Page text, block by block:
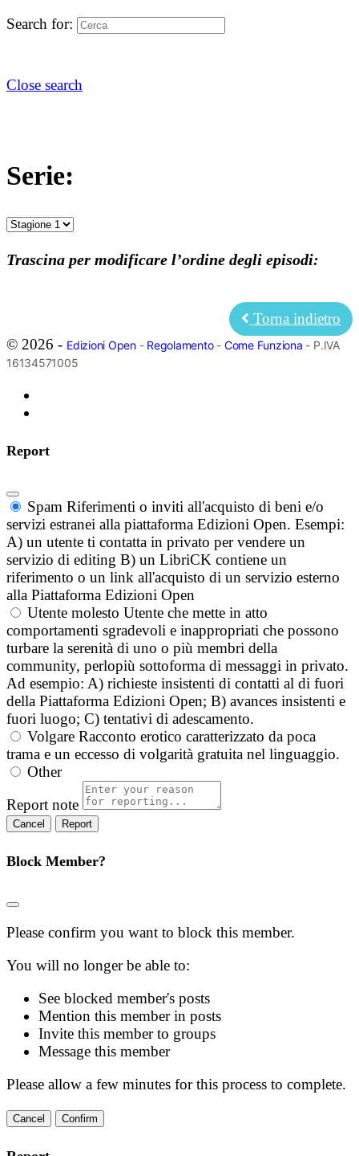
Search for:
Close search
Serie:
Trascina per modificare l’ordine degli episodi:
Torna indietro
© 2026 - Edizioni Open- Regolamento- Come Funziona - P.IVA
16134571005
Report
Spam Riferimenti o inviti all'acquisto di beni e/o
servizi estranei alla piattaforma Edizioni Open. Esempi:
A) un utente ti contatta in privato per vendere un
servizio di editing B) un LibriCK contiene un
riferimento o un link all'acquisto di un servizio esterno
alla Piattaforma Edizioni Open
Utente molesto Utente che mette in atto
comportamenti sgradevoli e inappropriati che possono
turbare la serenità di uno o più membri della
community, perlopiù sottoforma di messaggi in privato.
Ad esempio: A) richieste insistenti di contatti al di fuori
della Piattaforma Edizioni Open; B) avances insistenti e
fuori luogo; C) tentativi di adescamento.
Volgare Racconto erotico caratterizzato da poca
trama e un eccesso di volgarità gratuita nel linguaggio.
Other
Report note
Report
Block Member?
Please confirm you want to block this member.
You will no longer be able to:
See blocked member's posts
Mention this member in posts
Invite this member to groups
Message this member
Please allow a few minutes for this process to complete.
Confirm